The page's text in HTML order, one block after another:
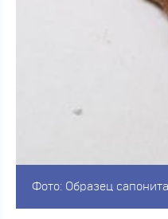
Фото: Образец сапонита